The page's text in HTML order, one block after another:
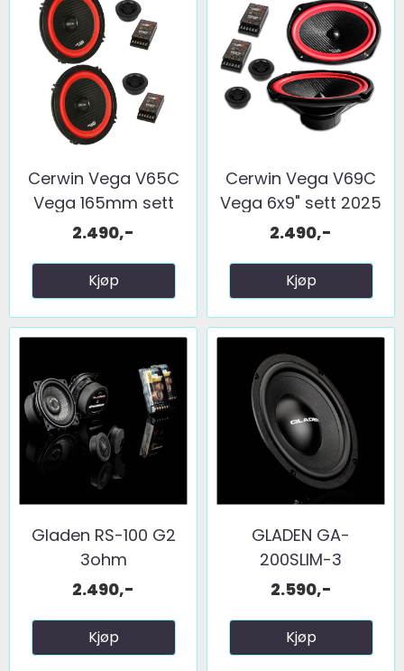
Cerwin Vega V65C
Vega 165mm sett
2025 ...
2.490,-
Kjøp
Cerwin Vega V69C
Vega 6x9" sett 2025
...
2.490,-
Kjøp
Gladen RS-100 G2
3ohm
2.490,-
Kjøp
GLADEN GA-
200SLIM-3
2.590,-
Kjøp